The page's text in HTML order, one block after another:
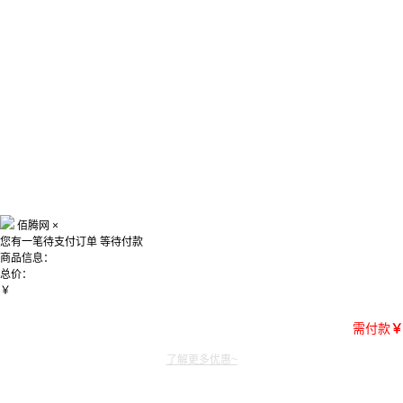
佰腾网 ×
您有一笔待支付订单 等待付款
商品信息：
总价：
￥
需付款￥
了解更多优惠~